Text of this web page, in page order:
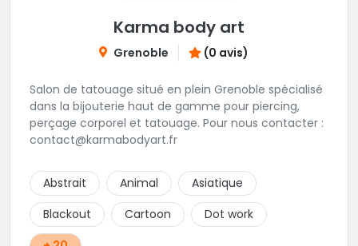
Karma body art
Grenoble (0 avis)
Salon de tatouage situé en plein Grenoble spécialisé
dans la bijouterie haut de gamme pour piercing,
perçage corporel et tatouage. Pour nous contacter :
contact@karmabodyart.fr
Abstrait Animal
Asiatique
Blackout
Cartoon
Dot work